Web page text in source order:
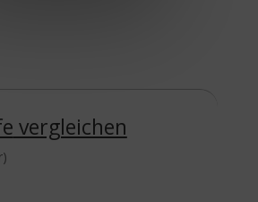
vergleichen